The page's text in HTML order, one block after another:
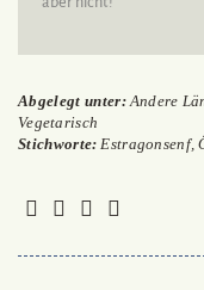
Abgelegt unter: Andere
Vegetarisch
Stichworte: Estragonsenf,